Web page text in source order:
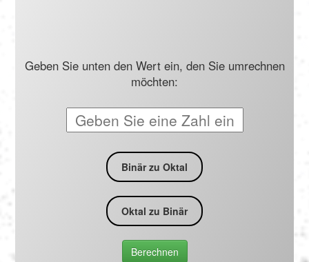
Geben Sie unten den Wert ein, den Sie umrechnen
möchten:
Binär zu Oktal
Oktal zu Binär
Berechnen